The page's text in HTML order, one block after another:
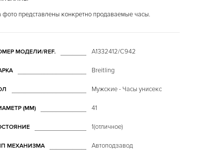
фото представлены конкретно продаваемые часы.
МОДЕЛИ/REF. A1332412/C942
Breitling
Мужские - Часы унисекс
(MM) 41
1(отличное)
МЕХАНИЗМА Автоподзавод